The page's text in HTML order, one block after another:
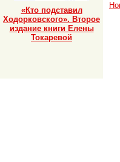
«Кто подставил
Ходорковского». Второе
издание книги Елены
Токаревой